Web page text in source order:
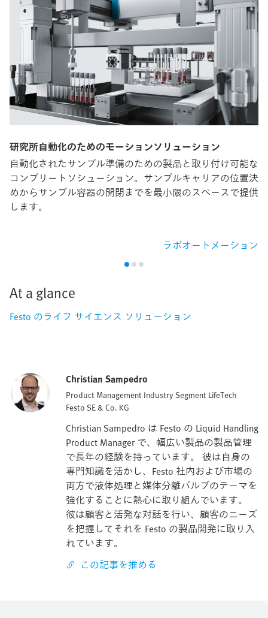
研究所自動化のためのモーションソリューション
自動化されたサンプル準備のための製品と取り付け可能な
コンプリートソシューション。サンプルキャリアの位置決
めからサンプル容器の開閉までを最小限のスペースで提供
します。
ラボオートメーション
At a glance
Festo のライフ サイエンス ソリューション
Christian Sampedro
Product Management Industry Segment LifeTech
Festo SE & Co. KG
Christian Sampedro は Festo の Liquid Handling
Product Manager で、幅広い製品の製品管理
で長年の経験を持っています。 彼は自身の
専門知識を活かし、Festo 社内および市場の
両方で液体処理と媒体分離バルブのテーマを
強化することに熱心に取り組んでいます。
彼は顧客と活発な対話を行い、顧客のニーズ
を把握してそれを Festo の製品開発に取り入
れています。
この記事を推める